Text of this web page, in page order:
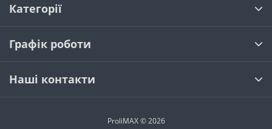
Категорії
Графік роботи
Наші контакти
ProliMAX © 2026